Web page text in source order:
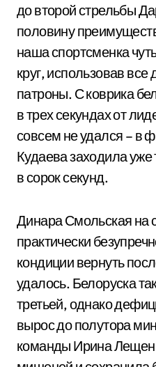
до второй стрельбы
половину
наша спортсменка
круг, использовав
патроны. С коврика
в трех секундах от
совсем не удался – в
Кудаева заходила уже
в сорок секунд.
Динара Смольская на
практически
кондиции вернуть
удалось. Белоруска
третьей, однако
вырос до полутора
команды Ирина